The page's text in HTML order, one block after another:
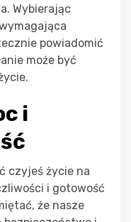
Wybierając
powiadomić
może być
i
czyjeś życie na
i gotowość
że nasze